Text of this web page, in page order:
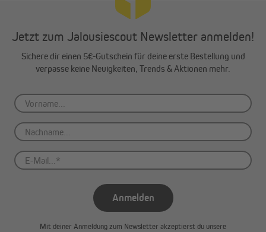
Jetzt zum Jalousiescout Newsletter anmelden!
Sichere dir einen 5€-Gutschein für deine erste Bestellung und
verpasse keine Neuigkeiten, Trends & Aktionen mehr.
Anmelden
Mit deiner Anmeldung zum Newsletter akzeptierst du unsere